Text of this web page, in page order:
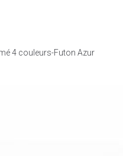
4 couleurs-Futon Azur